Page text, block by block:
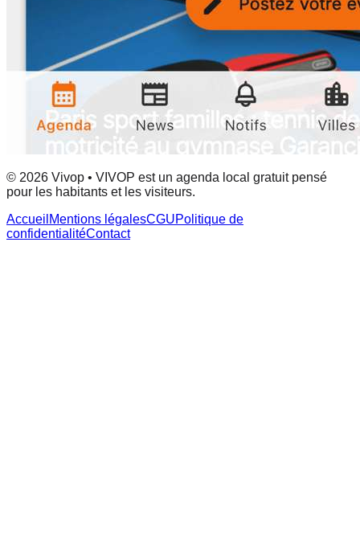
© 2026 Vivop • VIVOP est un agenda local gratuit pensé
pour les habitants et les visiteurs.
Accueil Mentions légalesCGUPolitique de
confidentialitéContact